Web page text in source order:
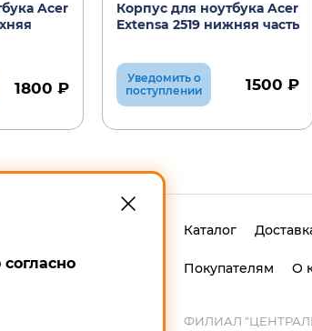
Acer
1800 ₽
Корпус для ноутбука Acer
Extensa 2519 нижняя часть
Уведомить о
поступлении
1500 ₽
Каталог
Покупателям О
ФИЛИАЛ